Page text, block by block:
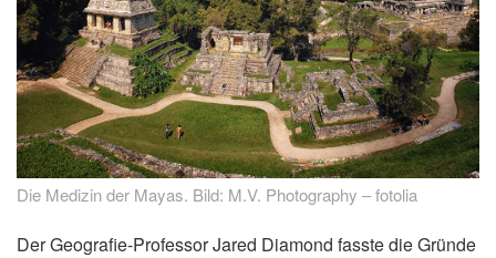
Die Medizin der Mayas. Bild: M.V. Photography – fotolia
Der Geografie-Professor Jared Diamond fasste die Gründe